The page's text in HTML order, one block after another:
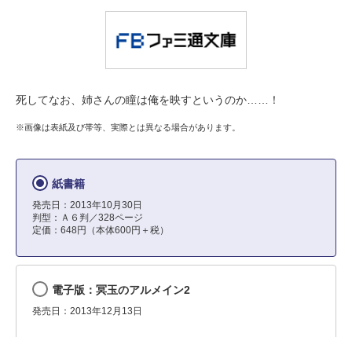
死してなお、姉さんの瞳は俺を映すというのか……！
※画像は表紙及び帯等、実際とは異なる場合があります。
紙書籍
発売日：2013年10月30日
判型：Ａ６判／328ページ
定価：648円（本体600円＋税）
電子版：冥玉のアルメイン2
発売日：2013年12月13日